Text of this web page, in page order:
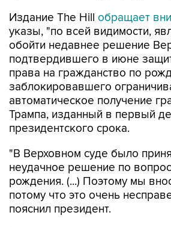
Издание The Hill обращает
указы, "по всей видимости,
обойти недавнее решение
подтвердившего в июне
права на гражданство по
заблокировавшего
автоматическое получение
Трампа, изданный в первый
президентского срока.
"В Верховном суде было
неудачное решение по
рождения. (...) Поэтому мы
потому что это очень
пояснил президент.